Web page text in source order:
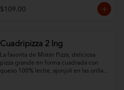
$109.00
Cuadripizza 2 Ing
La favorita de Mister Pizza, deliciosa
pizza grande en forma cuadrada con
queso 100% leche, ajonjolí en las orillas